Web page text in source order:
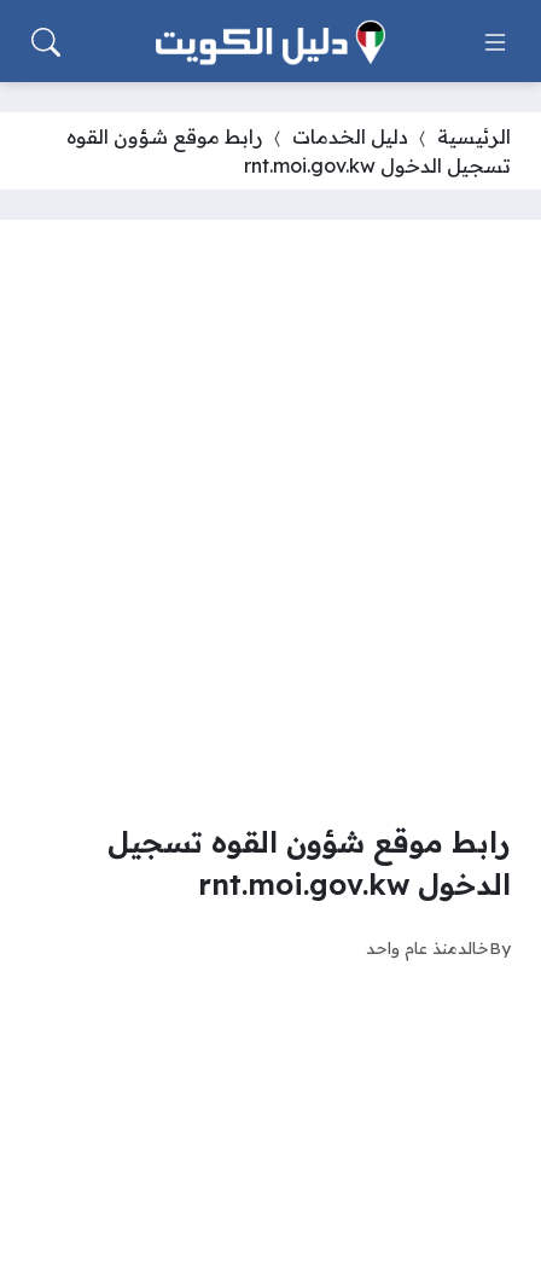
الرئيسية دليل الخدمات
رابط موقع شؤون القوه
تسجيل الدخول rnt.moi.gov.kw
رابط موقع شؤون القوه تسجيل
الدخول rnt.moi.gov.kw
Byخالدمنذ عام واحد